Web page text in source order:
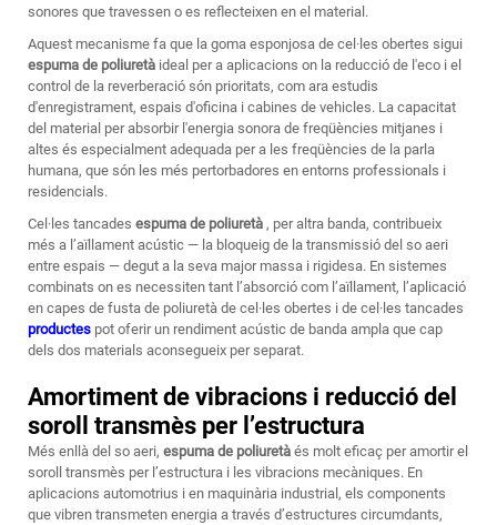
sonores que travessen o es reflecteixen en el material.
Aquest mecanisme fa que la goma esponjosa de cel·les obertes sigui
espuma de poliuretà ideal per a aplicacions on la reducció de l'eco i el
control de la reverberació són prioritats, com ara estudis
d'enregistrament, espais d'oficina i cabines de vehicles. La capacitat
del material per absorbir l'energia sonora de freqüències mitjanes i
altes és especialment adequada per a les freqüències de la parla
humana, que són les més pertorbadores en entorns professionals i
residencials.
Cel·les tancades espuma de poliuretà , per altra banda, contribueix
més a l’aïllament acústic — la bloqueig de la transmissió del so aeri
entre espais — degut a la seva major massa i rigidesa. En sistemes
combinats on es necessiten tant l’absorció com l’aïllament, l’aplicació
en capes de fusta de poliuretà de cel·les obertes i de cel·les tancades
productes pot oferir un rendiment acústic de banda ampla que cap
dels dos materials aconsegueix per separat.
Amortiment de vibracions i reducció del
soroll transmès per l’estructura
Més enllà del so aeri, espuma de poliuretà és molt eficaç per amortir el
soroll transmès per l’estructura i les vibracions mecàniques. En
aplicacions automotrius i en maquinària industrial, els components
que vibren transmeten energia a través d’estructures circumdants,